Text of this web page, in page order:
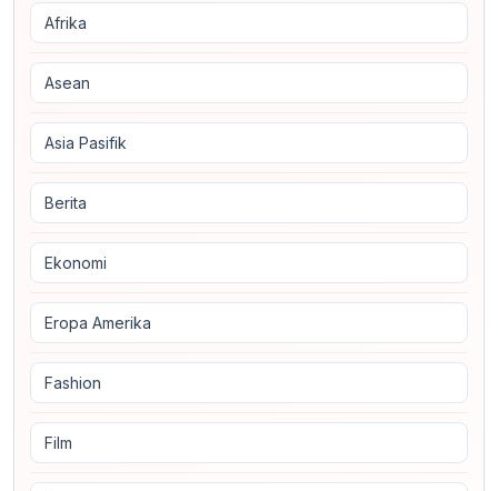
Afrika
Asean
Asia Pasifik
Berita
Ekonomi
Eropa Amerika
Fashion
Film